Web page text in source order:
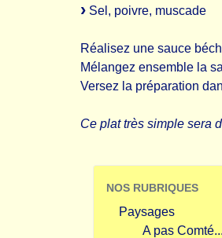
Sel, poivre, muscade
Réalisez une sauce
Mélangez ensemble la
Versez la préparation
Ce plat très simple sera
NOS RUBRIQUES
Paysages
A pas Comté...